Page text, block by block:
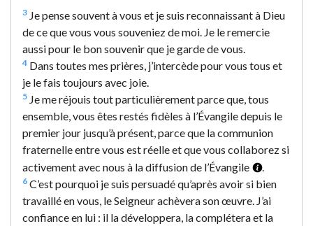
3 Je pense souvent à vous et je suis reconnaissant à Dieu
de ce que vous vous souveniez de moi. Je le remercie
aussi pour le bon souvenir que je garde de vous.
4 Dans toutes mes prières, j’intercède pour vous tous et
je le fais toujours avec joie.
5 Je me réjouis tout particulièrement parce que, tous
ensemble, vous êtes restés fidèles à l’Évangile depuis le
premier jour jusqu’à présent, parce que la communion
fraternelle entre vous est réelle et que vous collaborez si
activement avec nous à la diffusion de l’Évangile
.
6 C’est pourquoi je suis persuadé qu’après avoir si bien
travaillé en vous, le Seigneur achèvera son œuvre. J’ai
confiance en lui : il la développera, la complétera et la